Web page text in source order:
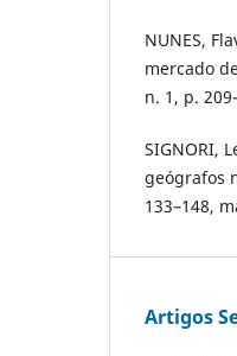
NUNES,
mercado
n. 1, p.
SIGNORI,
geógrafos
133–148,
Artigos